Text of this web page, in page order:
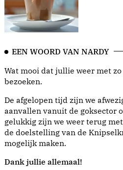
EEN WOORD VAN NARDY
Wat mooi dat jullie weer met
bezoeken.
De afgelopen tijd zijn we
aanvallen vanuit de goksector
gelukkig zijn we weer terug
de doelstelling van de
mogelijk maken.
Dank jullie allemaal!